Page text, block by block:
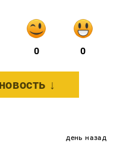
0 0
↓
день назад